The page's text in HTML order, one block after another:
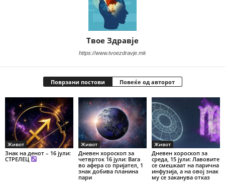
Твое Здравје
https://www.tvoezdravje.mk
Поврзани постови Повеќе од авторот
Живот
Знак на денот – 16 јули:
СТРЕЛЕЦ
Живот
Дневен хороскоп за
четврток 16 јули: Вага
во афера со пријател, 1
знак добива планина
пари
Живот
Дневен хороскоп за
среда, 15 јули: Лавовите
се смешкаат на парична
инфузија, а на овој знак
му се заканува отказ